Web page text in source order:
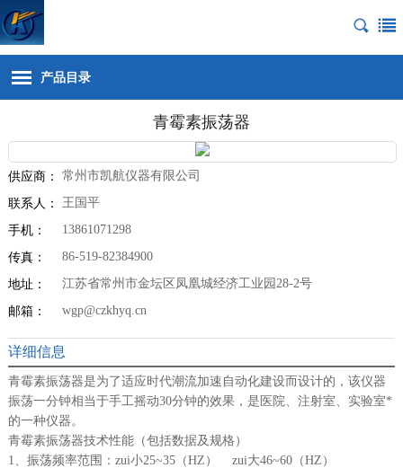
产品目录
青霉素振荡器
供应商： 常州市凯航仪器有限公司
联系人： 王国平
手机： 13861071298
传真： 86-519-82384900
地址： 江苏省常州市金坛区凤凰城经济工业园28-2号
邮箱： wgp@czkhyq.cn
详细信息
青霉素振荡器是为了适应时代潮流加速自动化建设而设计的，该仪器
振荡一分钟相当于手工摇动30分钟的效果，是医院、注射室、实验室*
的一种仪器。
青霉素振荡器技术性能（包括数据及规格）
1、振荡频率范围：zui小25~35（HZ） zui大46~60（HZ）